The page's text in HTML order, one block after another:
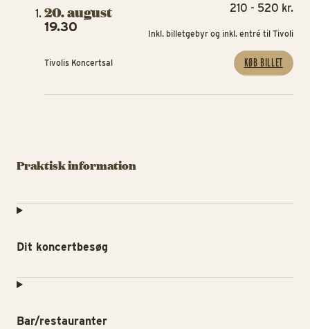
20. august
19.30
Tivolis Koncertsal
210 - 520 kr.
Inkl. billetgebyr og inkl. entré til Tivoli
KØB BILLET
Praktisk information
Dit koncertbesøg
Bar/restauranter